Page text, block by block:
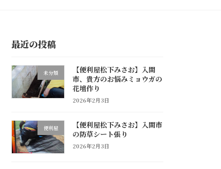
最近の投稿
未分類
【便利屋松下みさお】入間
市、貴方のお悩みミョウガの
花壇作り
2026年2月3日
便利屋
【便利屋松下みさお】入間市
の防草シート張り
2026年2月3日